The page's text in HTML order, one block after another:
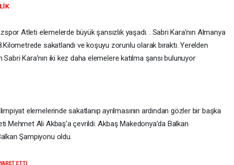
Atleti elemelerde büyük şansızlık yaşadı. . Sabri Kara’nın Almanya
sakatlandı ve koşuyu zorunlu olarak bıraktı. Yerelden
Kara’nın iki kez daha elemelere katılma şansı bulunuyor
elemelerinde sakatlanıp ayrılmasının ardından gözler bir başka
Mehmet Ali Akbaş’a çevrildi. Akbaş Makedonya’da Balkan
Şampiyonu oldu.
ETTİ